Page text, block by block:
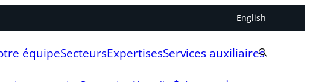
English
équipeSecteursExpertisesServices auxiliaires